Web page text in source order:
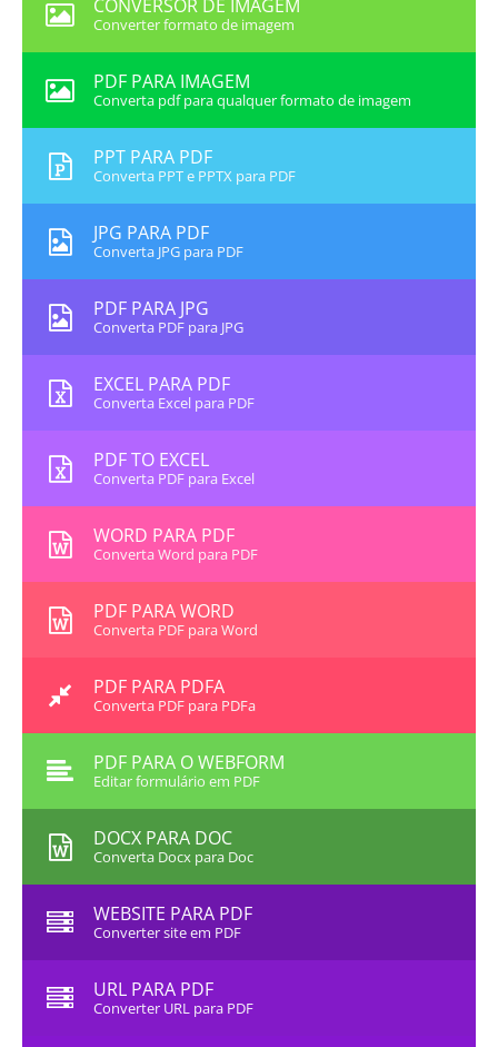
CONVERSOR DE IMAGEM
Converter formato de imagem
PDF PARA IMAGEM
Converta pdf para qualquer formato de imagem
PPT PARA PDF
Converta PPT e PPTX para PDF
JPG PARA PDF
Converta JPG para PDF
PDF PARA JPG
Converta PDF para JPG
EXCEL PARA PDF
Converta Excel para PDF
PDF TO EXCEL
Converta PDF para Excel
WORD PARA PDF
Converta Word para PDF
PDF PARA WORD
Converta PDF para Word
PDF PARA PDFA
Converta PDF para PDFa
PDF PARA O WEBFORM
Editar formulário em PDF
DOCX PARA DOC
Converta Docx para Doc
WEBSITE PARA PDF
Converter site em PDF
URL PARA PDF
Converter URL para PDF